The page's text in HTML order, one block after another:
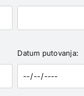
Datum putovanja: